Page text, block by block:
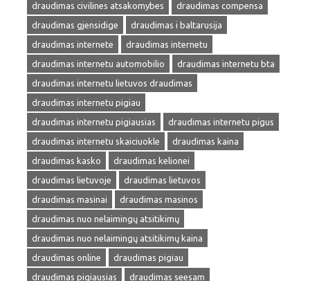
draudimas civilines atsakomybes
draudimas compensa
draudimas gjensidige
draudimas i baltarusija
draudimas internete
draudimas internetu
draudimas internetu automobilio
draudimas internetu bta
draudimas internetu lietuvos draudimas
draudimas internetu pigiau
draudimas internetu pigiausias
draudimas internetu pigus
draudimas internetu skaiciuokle
draudimas kaina
draudimas kasko
draudimas kelionei
draudimas lietuvoje
draudimas lietuvos
draudimas masinai
draudimas masinos
draudimas nuo nelaimingų atsitikimų
draudimas nuo nelaimingų atsitikimų kaina
draudimas online
draudimas pigiau
draudimas pigiausias
draudimas seesam